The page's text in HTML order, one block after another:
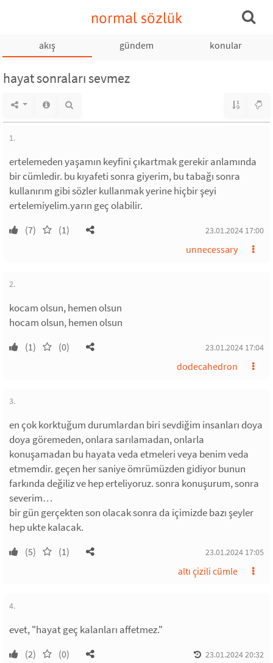
normal sözlük
akış gündem konular
hayat sonraları sevmez
1.
ertelemeden yaşamın keyfini çıkartmak gerekir anlamında
bir cümledir. bu kıyafeti sonra giyerim, bu tabağı sonra
kullanırım gibi sözler kullanmak yerine hiçbir şeyi
ertelemiyelim.yarın geç olabilir.
(7) (1) 23.01.2024 17:00
unnecessary
2.
kocam olsun, hemen olsun
hocam olsun, hemen olsun
(1) (0) 23.01.2024 17:04
dodecahedron
3.
en çok korktuğum durumlardan biri sevdiğim insanları doya
doya göremeden, onlara sarılamadan, onlarla
konuşamadan bu hayata veda etmeleri veya benim veda
etmemdir. geçen her saniye ömrümüzden gidiyor bunun
farkında değiliz ve hep erteliyoruz. sonra konuşurum, sonra
severim…
bir gün gerçekten son olacak sonra da içimizde bazı şeyler
hep ukte kalacak.
(5) (1) 23.01.2024 17:05
altı çizili cümle
4.
evet, "hayat geç kalanları affetmez."
(2) (0) 23.01.2024 20:32